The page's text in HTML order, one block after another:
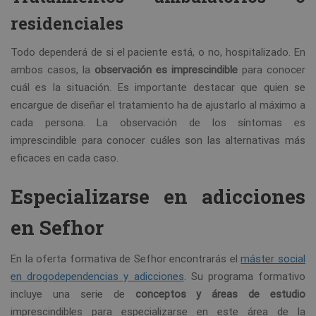
residenciales
Todo dependerá de si el paciente está, o no, hospitalizado. En
ambos casos, la observación es imprescindible para conocer
cuál es la situación. Es importante destacar que quien se
encargue de diseñar el tratamiento ha de ajustarlo al máximo a
cada persona. La observación de los síntomas es
imprescindible para conocer cuáles son las alternativas más
eficaces en cada caso.
Especializarse en adicciones
en Sefhor
En la oferta formativa de Sefhor encontrarás elmáster social
en drogodependencias y adicciones. Su programa formativo
incluye una serie de conceptos y áreas de estudio
imprescindibles para especializarse en este área de la